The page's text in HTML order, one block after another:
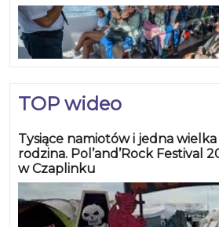
TOP wideo
Tysiące namiotów i jedna
rodzina. Pol’and’Rock Festival
w Czaplinku